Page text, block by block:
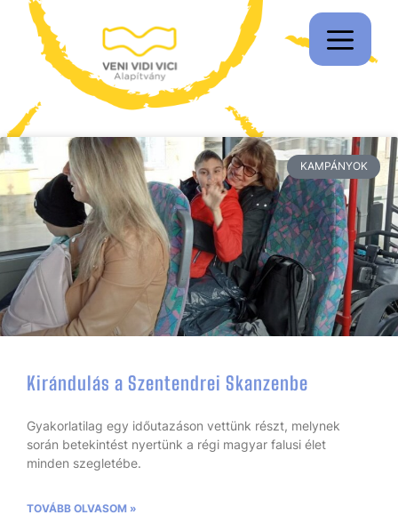
Fogyatékkal Élők VilágnapjaKAMPÁNYOK
Kirándulás a Szentendrei Skanzenbe
Gyakorlatilag egy időutazáson vettünk részt, melynek
során betekintést nyertünk a régi magyar falusi élet
minden szegletébe.
TOVÁBB OLVASOM »